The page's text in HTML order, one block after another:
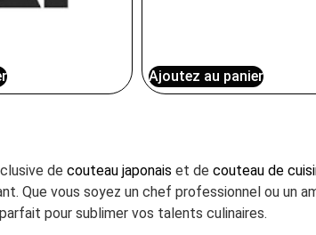
Ajoutez au panier
de couteau japonais et de couteau de
Que vous soyez un chef professionnel ou un
pour sublimer vos talents culinaires.